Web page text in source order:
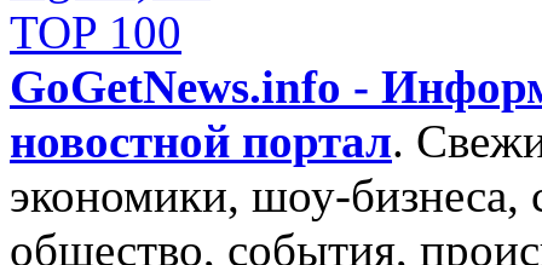
GoGetNews.info -
новостной портал.
экономики, шоу-бизнеса,
общество, события,